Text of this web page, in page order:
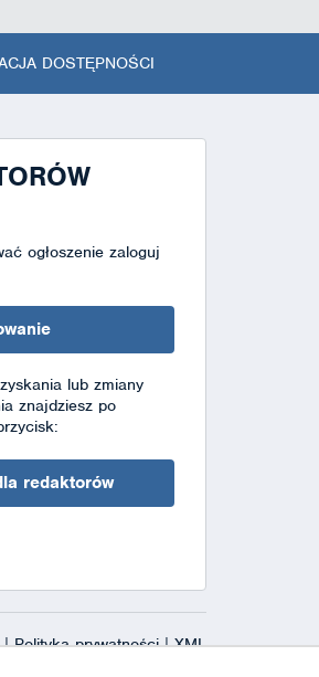
DOSTĘPNOŚCI
ogłoszenie zaloguj
lub zmiany
znajdziesz po
redaktorów
|Polityka prywatności|XML